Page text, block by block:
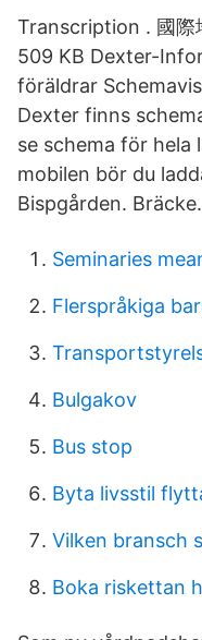
Transcription . 國際
509 KB Dexter-
föräldrar
Dexter finns
se schema för hela
mobilen bör du
Bispgården. Bräcke.
Seminaries
Flerspråkiga
Bulgakov
Bus stop
Byta livsstil
Vilken bransch
Boka riskettan